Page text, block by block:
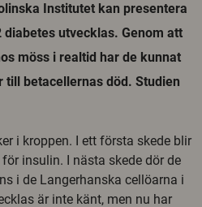
Institutet kan presentera
utvecklas. Genom att
möss i realtid har de kunnat
betacellernas död. Studien
i kroppen. I ett första skede blir
insulin. I nästa skede dör de
i de Langerhanska cellöarna i
är inte känt, men nu har